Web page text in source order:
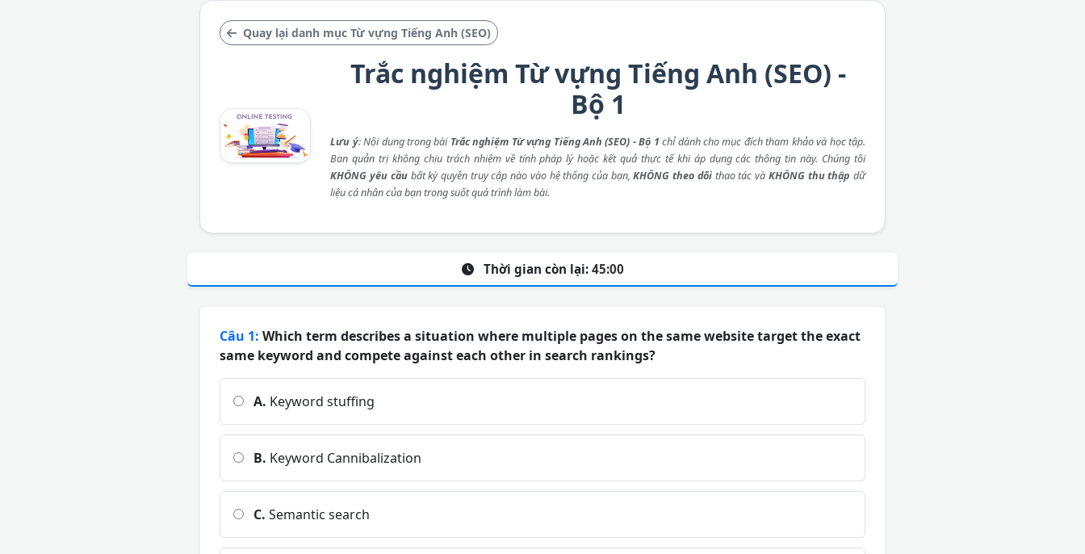
Quay lại danh mục Từ vựng Tiếng Anh (SEO)
Trắc nghiệm Từ vựng Tiếng Anh (SEO) -
Bộ 1
Lưu ý: Nội dung trong bài Trắc nghiệm Từ vựng Tiếng Anh (SEO) - Bộ 1 chỉ dành cho mục đích tham khảo và học tập.
Ban quản trị không chịu trách nhiệm về tính pháp lý hoặc kết quả thực tế khi áp dụng các thông tin này. Chúng tôi
KHÔNG yêu cầubất kỳ quyền truy cập nào vào hệ thống của bạn,KHÔNG theo dõithao tác và KHÔNG thu thập dữ
liệu cá nhân của bạn trong suốt quá trình làm bài.
Thời gian còn lại: 45:00
Câu 1: Which term describes a situation where multiple pages on the same website target the exact
same keyword and compete against each other in search rankings?
A. Keyword stuffing
B. Keyword Cannibalization
C. Semantic search